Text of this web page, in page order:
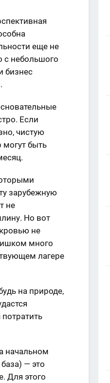
еще не
с небольшого
бизнес
Если
чистую
могут быть
зарубежную
не
Но вот
не
много
лагере
на природе,
начальном
— это
Для этого